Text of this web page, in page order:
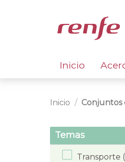
Inicio
Inicio Conjuntos
Temas
Transporte